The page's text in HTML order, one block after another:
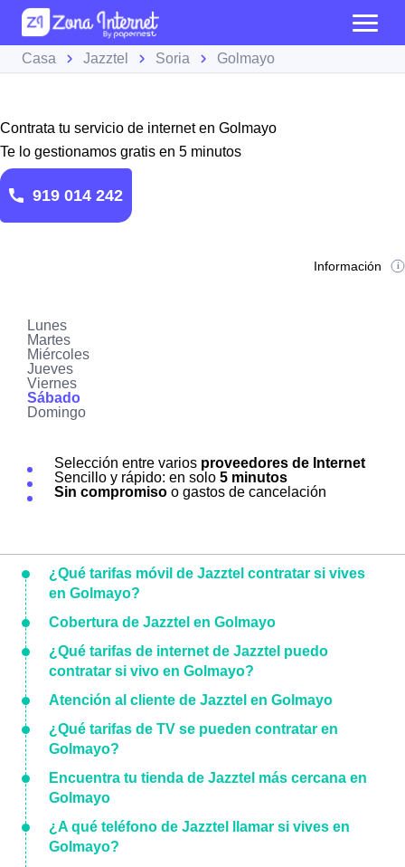
Casa Jazztel Soria Golmayo
Contrata tu servicio de internet en Golmayo
Te lo gestionamos gratis en 5 minutos
919 014 242
Información
Lunes
Martes
Miércoles
Jueves
Viernes
Sábado
Domingo
Selección entre varios proveedores de Internet
Sencillo y rápido: en solo 5 minutos
Sin compromiso o gastos de cancelación
¿Qué tarifas móvil de Jazztel contratar si vives
en Golmayo?
Cobertura de Jazztel en Golmayo
¿Qué tarifas de internet de Jazztel puedo
contratar si vivo en Golmayo?
Atención al cliente de Jazztel en Golmayo
¿Qué tarifas de TV se pueden contratar en
Golmayo?
Encuentra tu tienda de Jazztel más cercana en
Golmayo
¿A qué teléfono de Jazztel llamar si vives en
Golmayo?